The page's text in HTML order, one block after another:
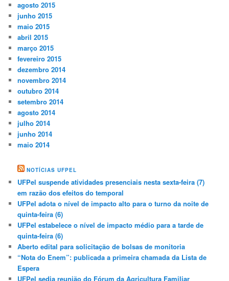
agosto 2015
junho 2015
maio 2015
abril 2015
março 2015
fevereiro 2015
dezembro 2014
novembro 2014
outubro 2014
setembro 2014
agosto 2014
julho 2014
junho 2014
maio 2014
NOTÍCIAS UFPEL
UFPel suspende atividades presenciais nesta sexta-feira (7)
em razão dos efeitos do temporal
UFPel adota o nível de impacto alto para o turno da noite de
quinta-feira (6)
UFPel estabelece o nível de impacto médio para a tarde de
quinta-feira (6)
Aberto edital para solicitação de bolsas de monitoria
“Nota do Enem”: publicada a primeira chamada da Lista de
Espera
UFPel sedia reunião do Fórum da Agricultura Familiar